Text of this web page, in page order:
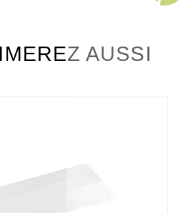
AUSSI